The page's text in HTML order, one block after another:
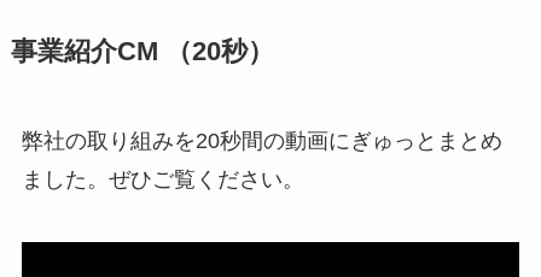
事業紹介CM （20秒）
弊社の取り組みを20秒間の動画にぎゅっとまとめ
ました。ぜひご覧ください。